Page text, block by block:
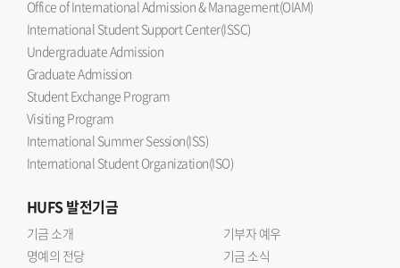
Office of International Admission & Management(OIAM)
International Student Support Center(ISSC)
Undergraduate Admission
Graduate Admission
Student Exchange Program
Visiting Program
International Summer Session(ISS)
International Student Organization(ISO)
HUFS발전기금
기금 소개
기부자 예우
명예의 전당
기금 소식